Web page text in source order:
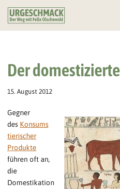
Zum
Der
15. August 2012
Gegner
des Konsums
tierischer
Produkte
führen oft an,
die
Domestikation